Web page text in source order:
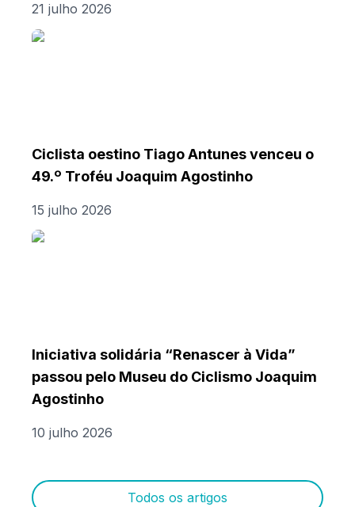
21 julho 2026
Ciclista oestino Tiago Antunes venceu o
49.º Troféu Joaquim Agostinho
15 julho 2026
Iniciativa solidária “Renascer à Vida”
passou pelo Museu do Ciclismo Joaquim
Agostinho
10 julho 2026
Todos os artigos